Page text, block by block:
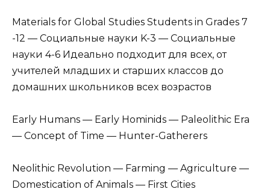
Materials for Global Studies Students in Grades 7
-12 — Социальные науки K-3 — Социальные
науки 4-6 Идеально подходит для всех, от
учителей младших и старших классов до
домашних школьников всех возрастов
Early Humans — Early Hominids — Paleolithic Era
— Concept of Time — Hunter-Gatherers
Neolithic Revolution — Farming — Agriculture —
Domestication of Animals — First Cities